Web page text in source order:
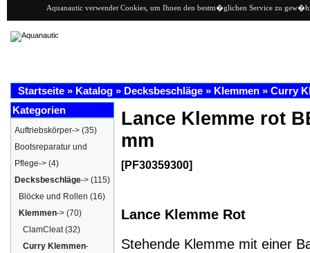
Aquanautic verwendet Cookies, um Ihnen den bestm�glichen Service zu
Startseite » Katalog » Decksbeschläge » Klemmen » Curry
Lance Klemme rot
mm
[PF30359300]
Lance Klemme Rot
Stehende Klemme mit einer
Kategorien
Auftriebskörper-> (35)
Bootsreparatur und
Pflege-> (4)
Decksbeschläge-> (115)
Blöcke und Rollen (16)
Klemmen-> (70)
ClamCleat(32)
Curry Klemmen-